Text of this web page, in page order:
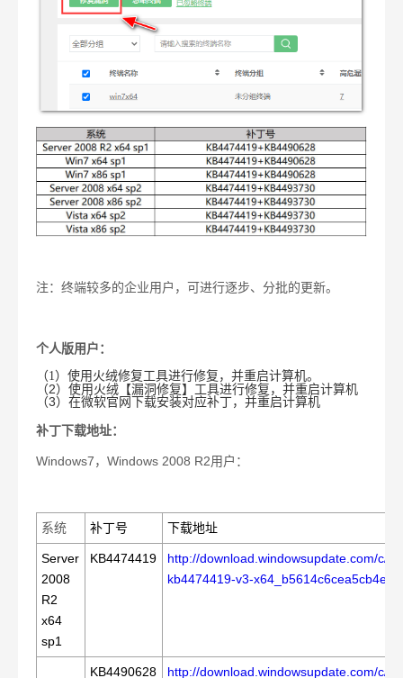
注：终端较多的企业用户，可进行逐步、分批的更新。
个人版用户：
（1）使用火绒修复工具进行修复，并重启计算机。
（2）使用火绒【漏洞修复】工具进行修复，并重启计算机
（3）在微软官网下载安装对应补丁，并重启计算机
补丁下载地址：
Windows7， Windows 2008 R2用户：
系统 补丁号 下载地址
Server
2008
R2
x64
sp1
KB4474419
http://download.windowsupdate.com/c/
kb4474419-v3-
KB4490628 http://download.windowsupdate.com/c/